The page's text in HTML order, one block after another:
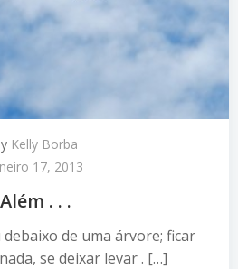
Kelly Borba
17, 2013
Além . . .
de uma árvore; ficar
se deixar levar . […]